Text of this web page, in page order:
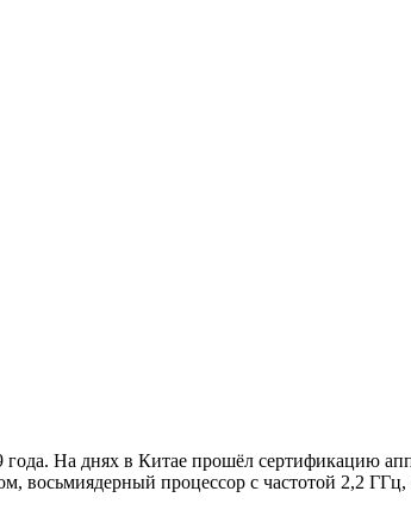
На днях в Китае прошёл сертификацию
восьмиядерный процессор с частотой 2,2